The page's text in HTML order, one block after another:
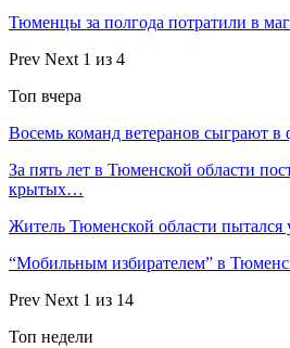
Тюменцы за полгода потратили в
Prev Next 1 из 4
Топ вчера
Восемь команд ветеранов сыграют
За пять лет в Тюменской области
крытых…
Житель Тюменской области
“Мобильным избирателем” в
Prev Next 1 из 14
Топ недели